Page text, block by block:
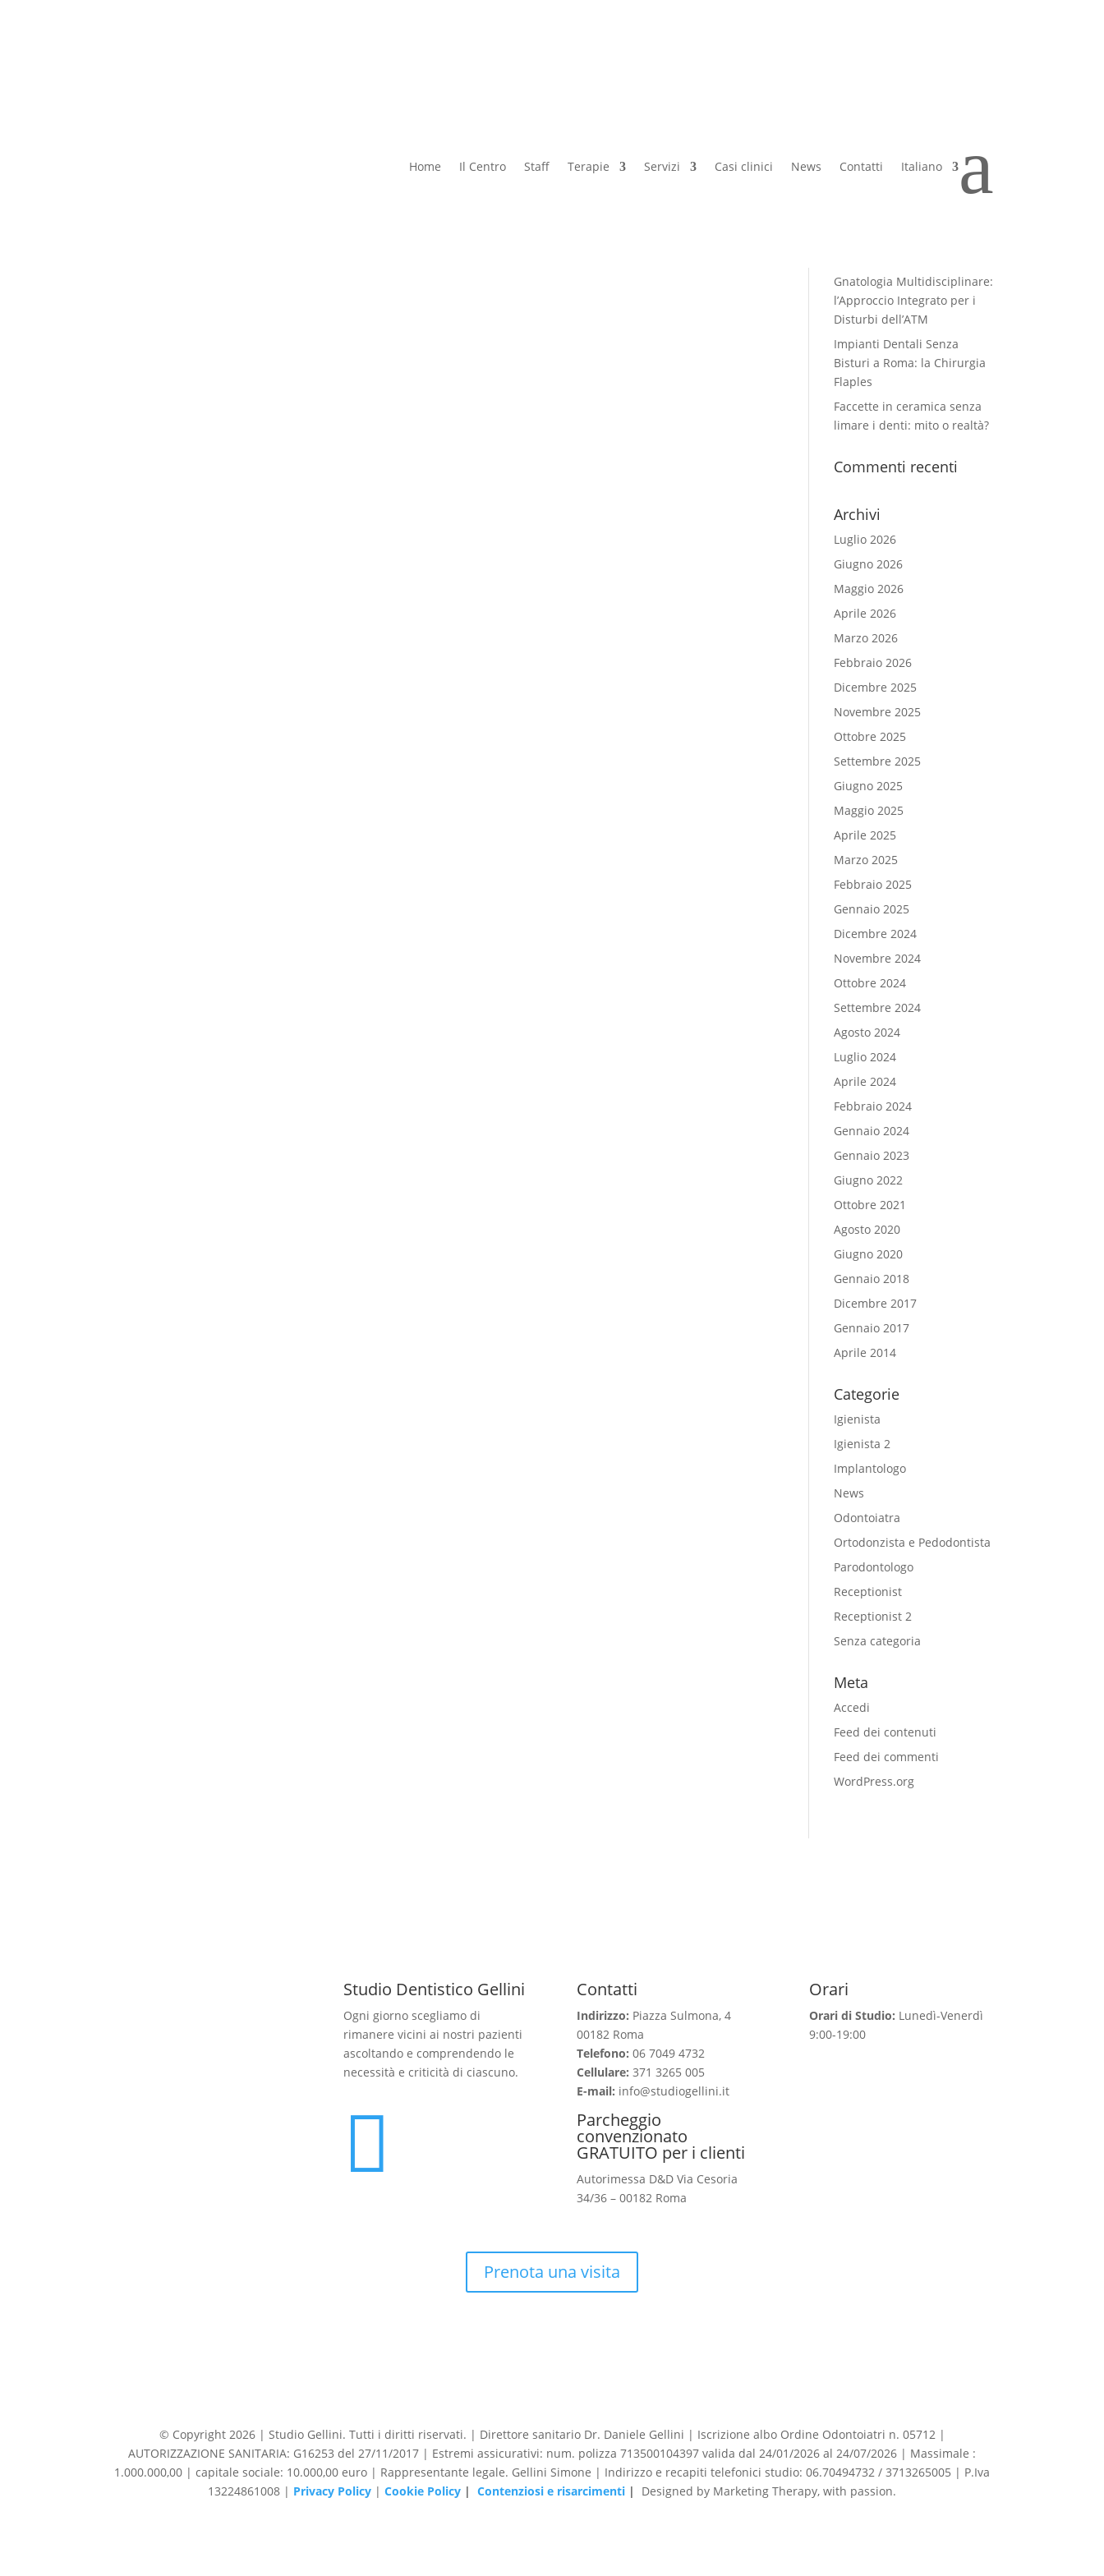
Home Il Centro Staff Terapie Servizi Casi clinici News Contatti Italiano a
progetta prima di iniziare
Gnatologia Multidisciplinare:
l’Approccio Integrato per i
Disturbi dell’ATM
Impianti Dentali Senza
Bisturi a Roma: la Chirurgia
Flaples
Faccette in ceramica senza
limare i denti: mito o realtà?
Commenti recenti
Archivi
Luglio 2026
Giugno 2026
Maggio 2026
Aprile 2026
Marzo 2026
Febbraio 2026
Dicembre 2025
Novembre 2025
Ottobre 2025
Settembre 2025
Giugno 2025
Maggio 2025
Aprile 2025
Marzo 2025
Febbraio 2025
Gennaio 2025
Dicembre 2024
Novembre 2024
Ottobre 2024
Settembre 2024
Agosto 2024
Luglio 2024
Aprile 2024
Febbraio 2024
Gennaio 2024
Gennaio 2023
Giugno 2022
Ottobre 2021
Agosto 2020
Giugno 2020
Gennaio 2018
Dicembre 2017
Gennaio 2017
Aprile 2014
Categorie
Igienista
Igienista 2
Implantologo
News
Odontoiatra
Ortodonzista e Pedodontista
Parodontologo
Receptionist
Receptionist 2
Senza categoria
Meta
Accedi
Feed dei contenuti
Feed dei commenti
WordPress.org
Studio Dentistico Gellini
Ogni giorno scegliamo di
rimanere vicini ai nostri pazienti
ascoltando e comprendendo le
necessità e criticità di ciascuno.

Contatti
Indirizzo: Piazza Sulmona, 4
00182 Roma
Telefono: 06 7049 4732
Cellulare: 371 3265 005
E-mail: info@studiogellini.it
Parcheggio
convenzionato
GRATUITO per i clienti
Autorimessa D&D Via Cesoria
34/36 – 00182 Roma
Orari
Orari di Studio: Lunedì-Venerdì
9:00-19:00
Prenota una visita
© Copyright 2026 | Studio Gellini. Tutti i diritti riservati. | Direttore sanitario Dr. Daniele Gellini | Iscrizione albo Ordine Odontoiatri n. 05712 |
AUTORIZZAZIONE SANITARIA: G16253 del 27/11/2017 | Estremi assicurativi: num. polizza 713500104397 valida dal 24/01/2026 al 24/07/2026 | Massimale :
1.000.000,00 | capitale sociale: 10.000,00 euro | Rappresentante legale. Gellini Simone | Indirizzo e recapiti telefonici studio: 06.70494732 / 3713265005 | P.Iva
13224861008 | Privacy Policy | Cookie Policy | Contenziosi e risarcimenti | Designed by Marketing Therapy, with passion.